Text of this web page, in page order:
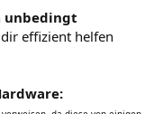
unbedingt
effizient helfen